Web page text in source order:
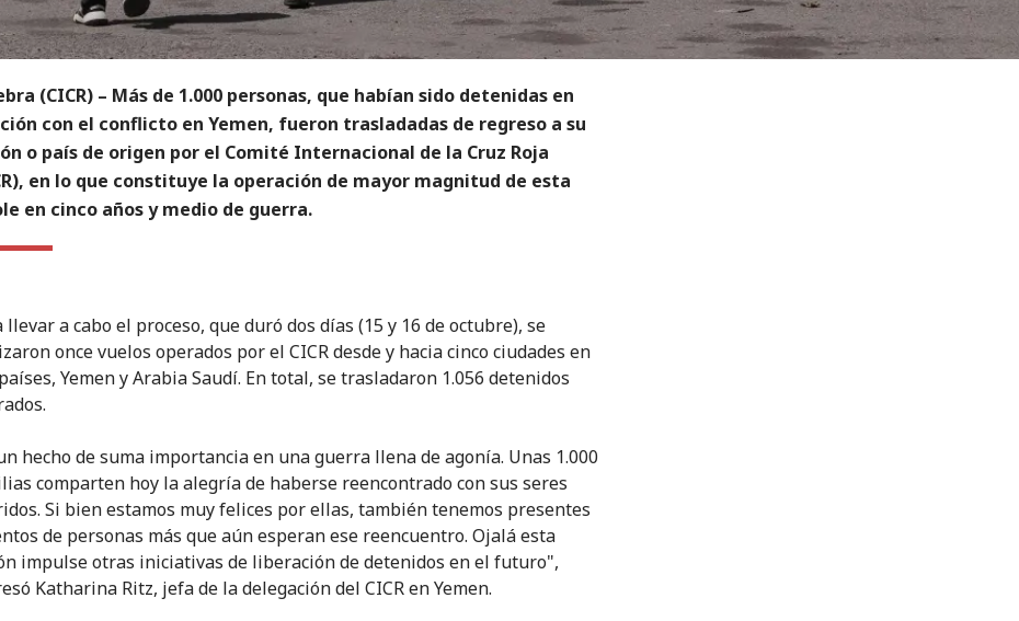
(CICR) – Más de 1.000 personas, que habían sido detenidas en
con el conflicto en Yemen, fueron trasladadas de regreso a su
o país de origen por el Comité Internacional de la Cruz Roja
en lo que constituye la operación de mayor magnitud de esta
en cinco años y medio de guerra.
llevar a cabo el proceso, que duró dos días (15 y 16 de octubre), se
once vuelos operados por el CICR desde y hacia cinco ciudades en
Yemen y Arabia Saudí. En total, se trasladaron 1.056 detenidos
hecho de suma importancia en una guerra llena de agonía. Unas 1.000
comparten hoy la alegría de haberse reencontrado con sus seres
Si bien estamos muy felices por ellas, también tenemos presentes
de personas más que aún esperan ese reencuentro. Ojalá esta
impulse otras iniciativas de liberación de detenidos en el futuro",
Katharina Ritz, jefa de la delegación del CICR en Yemen.